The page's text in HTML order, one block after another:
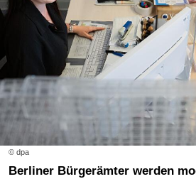
© dpa
Berliner Bürgerämter werden